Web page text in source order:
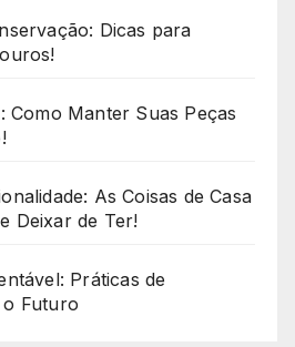
Dicas para
Como Manter Suas Peças
As Coisas de Casa
Deixar de Ter!
Práticas de
Futuro